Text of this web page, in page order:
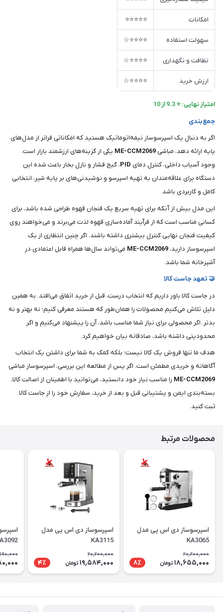
امکانات ⭐⭐⭐⭐⭐
سهولت استفاده ⭐⭐⭐⭐☆
نظافت و نگهداری ⭐⭐⭐⭐☆
ارزش خرید ⭐⭐⭐⭐☆
امتیاز نهایی: ⭐ 9.3 از 10
جمع‌بندی
اگر به دنبال یک اسپرسوساز نیمه‌اتوماتیک هستید که امکاناتی فراتر از مدل‌های
پایه ارائه دهد، مباشی ME-CCM2069 یکی از گزینه‌های ارزشمند بازار است.
وجود آسیاب داخلی، کنترل دمای PID، گیج فشار و نازل بخار باعث شده این
دستگاه برای علاقه‌مندان به تهیه اسپرسو و نوشیدنی‌های بر پایه شیر، انتخابی
کامل و کاربردی باشد.
این مدل بیش از آنکه برای تهیه سریع یک فنجان قهوه طراحی شده باشد، برای
کسانی مناسب است که از فرآیند آماده‌سازی قهوه لذت می‌برند و می‌خواهند روی
کیفیت فنجان نهایی کنترل بیشتری داشته باشند. اگر چنین انتظاری از یک
اسپرسوساز دارید، ME-CCM2069 می‌تواند سال‌ها همراه قابل اعتمادی در
آشپزخانه شما باشد.
🤝 تعهد جاست کالا
در جاست کالا باور داریم که انتخاب درست، قبل از خرید اتفاق می‌افتد. به همین
دلیل تلاش می‌کنیم محصولات را همان‌طور که هستند معرفی کنیم؛ نه بهتر و نه
بدتر. اگر محصولی برای نیاز شما مناسب باشد، آن را پیشنهاد می‌کنیم و اگر
محدودیتی داشته باشد، صادقانه بیان خواهیم کرد.
هدف ما تنها فروش یک کالا نیست؛ بلکه کمک به شما برای داشتن یک انتخاب
آگاهانه و خریدی مطمئن است. اگر پس از مطالعه این بررسی، اسپرسوساز مباشی
ME-CCM2069 را مناسب نیاز خود دانستید، می‌توانید با اطمینان از اصالت کالا،
بسته‌بندی ایمن و پشتیبانی قبل و بعد از خرید، سفارش خود را از جاست کالا
ثبت کنید.
محصولات مرتبط
اسپرسوساز دی اس پی مدل
KA3065
20,200,000
18,655,000 تومان 8٪
اسپرسوساز دی اس پی مدل
KA3115
20,200,000
19,584,000 تومان 4٪